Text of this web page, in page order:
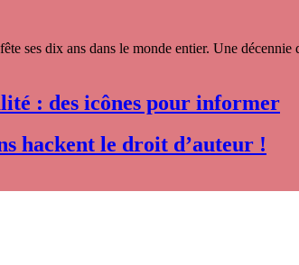
ses dix ans dans le monde entier. Une
: des icônes pour informer
hackent le droit d’auteur !